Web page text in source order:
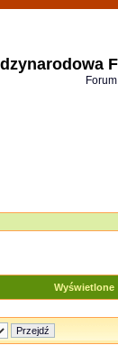
Wyświetlone